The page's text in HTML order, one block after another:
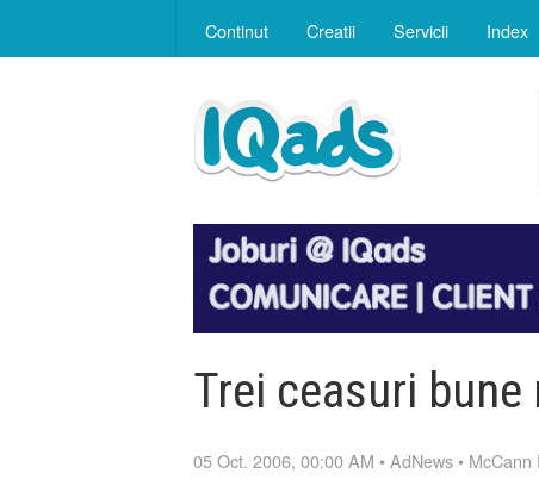
Continut Creatii Servicii Index
Trei ceasuri
05 Oct. 2006, 00:00 AM •AdNews • McCann